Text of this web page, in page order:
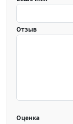
Отзыв
Оценка